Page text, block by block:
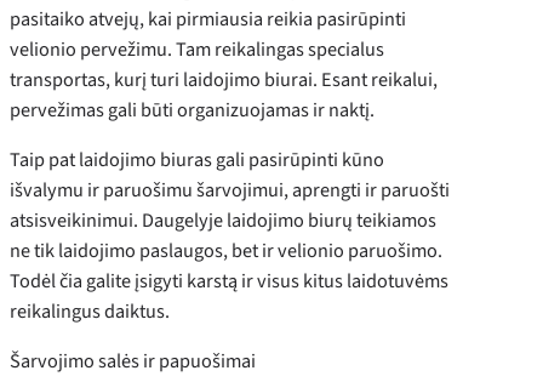
pasitaiko atvejų, kai pirmiausia reikia pasirūpinti
velionio pervežimu. Tam reikalingas specialus
transportas, kurį turi laidojimo biurai. Esant reikalui,
pervežimas gali būti organizuojamas ir naktį.
Taip pat laidojimo biuras gali pasirūpinti kūno
išvalymu ir paruošimu šarvojimui, aprengti ir paruošti
atsisveikinimui. Daugelyje laidojimo biurų teikiamos
ne tik laidojimo paslaugos, bet ir velionio paruošimo.
Todėl čia galite įsigyti karstą ir visus kitus laidotuvėms
reikalingus daiktus.
Šarvojimo salės ir papuošimai